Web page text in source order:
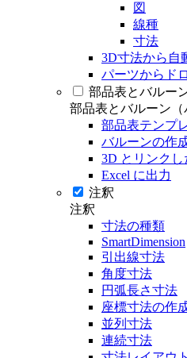
図
線種
寸法
3D寸法から自
パーツからド
部品表とバルー
部品表とバルーン（
部品表テンプ
バルーンの作
3D とリンク
Excel に出力
注釈
注釈
寸法の種類
SmartDimension
引出線寸法
角度寸法
円弧長さ寸法
座標寸法の作
並列寸法
連続寸法